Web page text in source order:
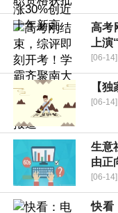
高考
上
[06-14]
【
[06-14]
生意
由正
[06-14]
快看